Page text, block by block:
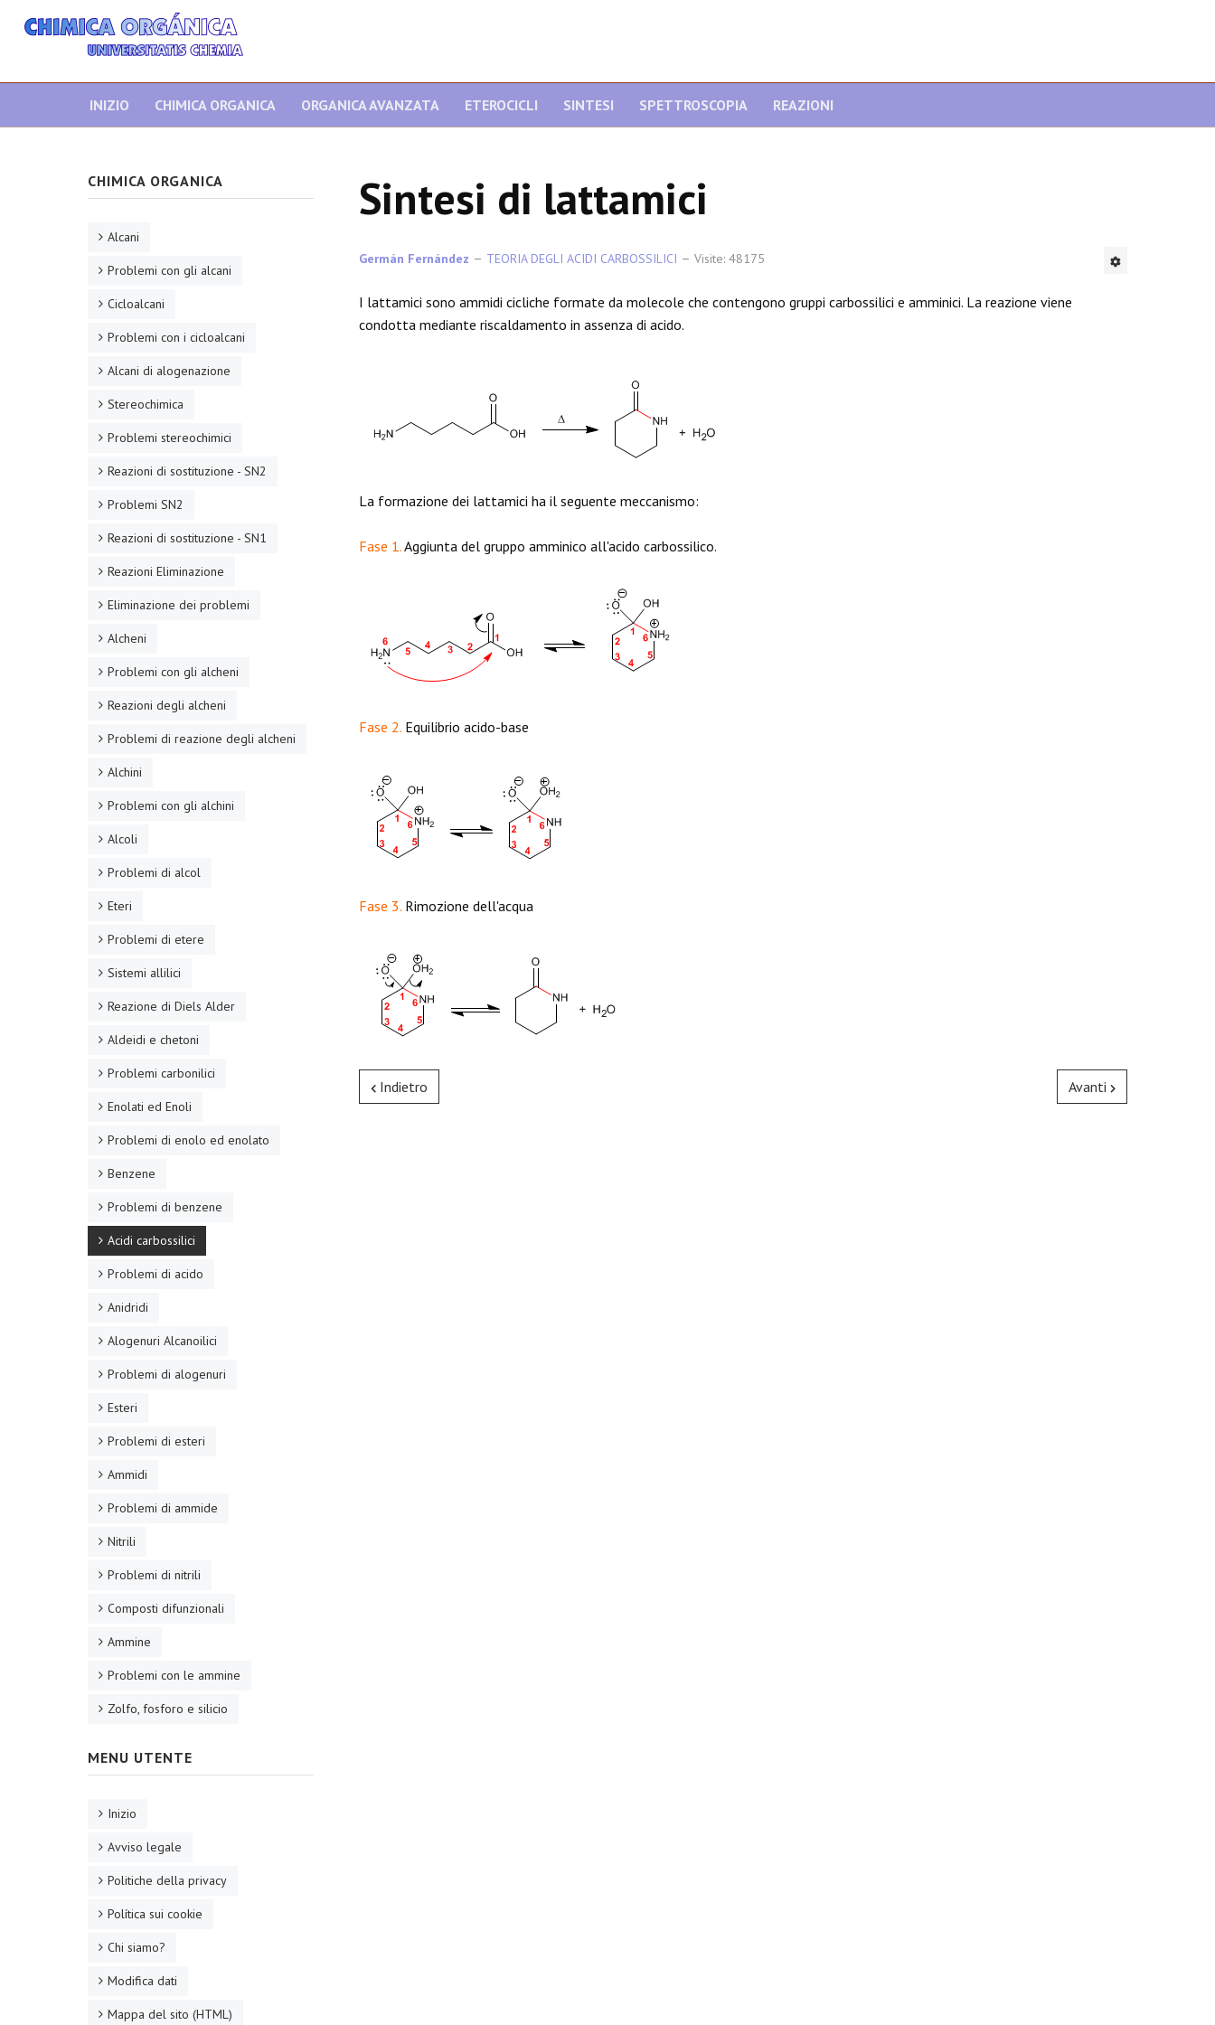
INIZIO CHIMICA ORGANICA ORGANICA AVANZATA ETEROCICLI SINTESI SPETTROSCOPIA REAZIONI
Sintesi di lattamici
Germán Fernández TEORIA DEGLI ACIDI CARBOSSILICI Visite: 48175
I lattamici sono ammidi cicliche formate da molecole che contengono gruppi carbossilici e amminici. La reazione viene
condotta mediante riscaldamento in assenza di acido.
La formazione dei lattamici ha il seguente meccanismo:
Fase 1.Aggiunta del gruppo amminico all'acido carbossilico.
Fase 2. Equilibrio acido-base
Fase 3. Rimozione dell'acqua
Indietro Avanti
CHIMICA ORGANICA
Alcani
Problemi con gli alcani
Cicloalcani
Problemi con i cicloalcani
Alcani di alogenazione
Stereochimica
Problemi stereochimici
Reazioni di sostituzione - SN2
Problemi SN2
Reazioni di sostituzione - SN1
Reazioni Eliminazione
Eliminazione dei problemi
Alcheni
Problemi con gli alcheni
Reazioni degli alcheni
Problemi di reazione degli alcheni
Alchini
Problemi con gli alchini
Alcoli
Problemi di alcol
Eteri
Problemi di etere
Sistemi allilici
Reazione di Diels Alder
Aldeidi e chetoni
Problemi carbonilici
Enolati ed Enoli
Problemi di enolo ed enolato
Benzene
Problemi di benzene
Acidi carbossilici
Problemi di acido
Anidridi
Alogenuri Alcanoilici
Problemi di alogenuri
Esteri
Problemi di esteri
Ammidi
Problemi di ammide
Nitrili
Problemi di nitrili
Composti difunzionali
Ammine
Problemi con le ammine
Zolfo, fosforo e silicio
MENU UTENTE
Inizio
Avviso legale
Politiche della privacy
Política sui cookie
Chi siamo?
Modifica dati
Mappa del sito (HTML)